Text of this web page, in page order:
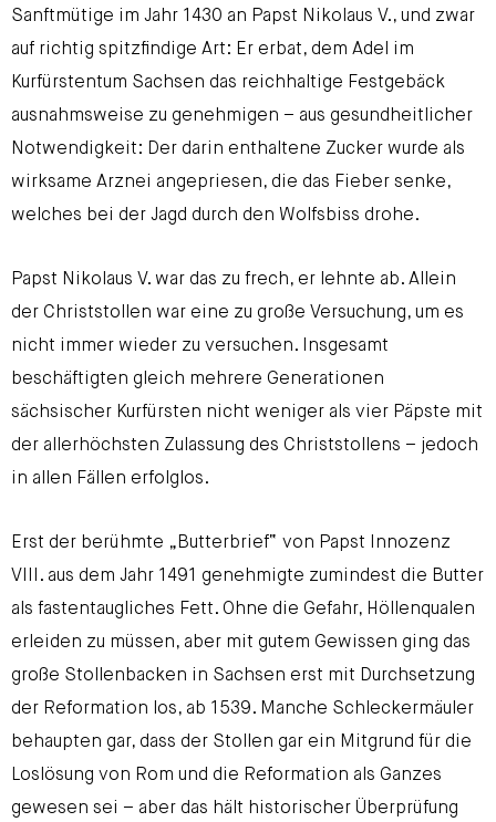
Sanftmütige im Jahr 1430 an Papst Nikolaus V., und zwar
auf richtig spitzfindige Art: Er erbat, dem Adel im
Kurfürstentum Sachsen das reichhaltige Festgebäck
ausnahmsweise zu genehmigen – aus gesundheitlicher
Notwendigkeit: Der darin enthaltene Zucker wurde als
wirksame Arznei angepriesen, die das Fieber senke,
welches bei der Jagd durch den Wolfsbiss drohe.
Papst Nikolaus V. war das zu frech, er lehnte ab. Allein
der Christstollen war eine zu große Versuchung, um es
nicht immer wieder zu versuchen. Insgesamt
beschäftigten gleich mehrere Generationen
sächsischer Kurfürsten nicht weniger als vier Päpste mit
der allerhöchsten Zulassung des Christstollens – jedoch
in allen Fällen erfolglos.
Erst der berühmte „Butterbrief“ von Papst Innozenz
VIII. aus dem Jahr 1491 genehmigte zumindest die Butter
als fastentaugliches Fett. Ohne die Gefahr, Höllenqualen
erleiden zu müssen, aber mit gutem Gewissen ging das
große Stollenbacken in Sachsen erst mit Durchsetzung
der Reformation los, ab 1539. Manche Schleckermäuler
behaupten gar, dass der Stollen gar ein Mitgrund für die
Loslösung von Rom und die Reformation als Ganzes
gewesen sei – aber das hält historischer Überprüfung